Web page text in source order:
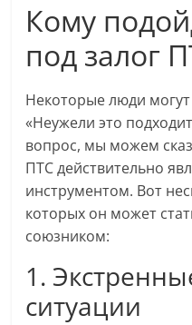
Кому
под залог
Некоторые люди
«Неужели это
вопрос, мы можем
ПТС действительно
инструментом. Вот
которых он может
союзником:
1.
ситуации